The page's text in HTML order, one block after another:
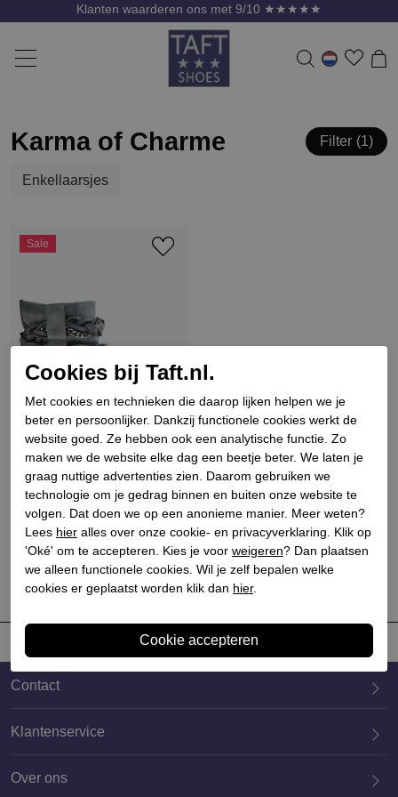
Klanten waarderen ons met 9/10 ★★★★★
Karma of Charme Filter 1
Enkellaarsjes
Sale
Karma of charme
Dames enkellaarsjes blauw
€ 259,90 € 181,93
Contact
020 659 3444
Klantenservice
Over ons
Cookies bij Taft.nl.
Met cookies en technieken die daarop lijken helpen we je
beter en persoonlijker. Dankzij functionele cookies werkt de
website goed. Ze hebben ook een analytische functie. Zo
maken we de website elke dag een beetje beter. We laten je
graag nuttige advertenties zien. Daarom gebruiken we
technologie om je gedrag binnen en buiten onze website te
volgen. Dat doen we op een anonieme manier. Meer weten?
Lees hier alles over onze cookie- en privacyverklaring. Klik op
'Oké' om te accepteren. Kies je voor weigeren? Dan plaatsen
we alleen functionele cookies. Wil je zelf bepalen welke
cookies er geplaatst worden klik dan hier.